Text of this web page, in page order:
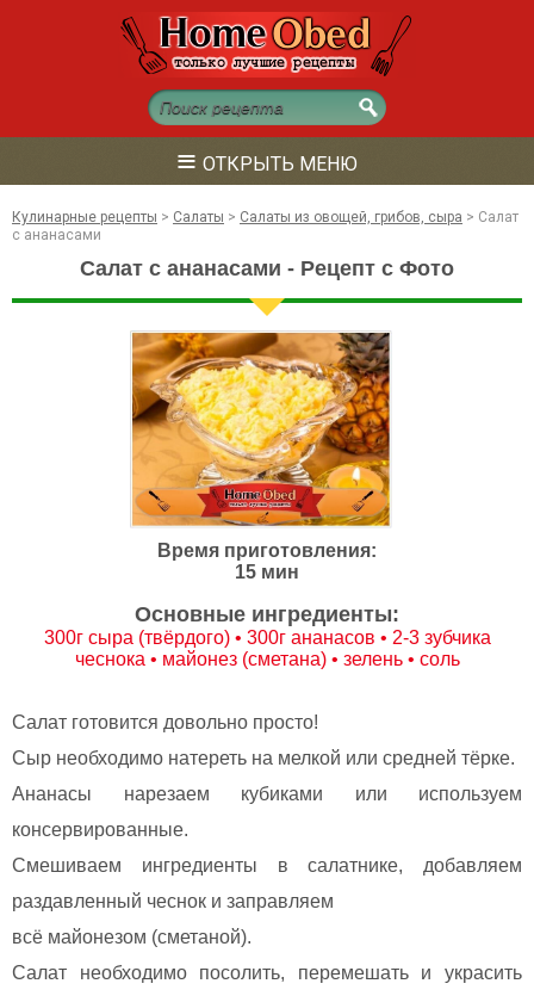
≡ ОТКРЫТЬ МЕНЮ
Кулинарные рецепты > Салаты > Салаты из овощей, грибов, сыра > Салат
с ананасами
Салат с ананасами - Рецепт с Фото
Время приготовления:
15 мин
Основные ингредиенты:
300г сыра (твёрдого) • 300г ананасов • 2-3 зубчика
чеснока • майонез (сметана) • зелень • соль
Салат готовится довольно просто!
Сыр необходимо натереть на мелкой или средней тёрке.
Ананасы нарезаем кубиками или используем
консервированные.
Смешиваем ингредиенты в салатнике, добавляем
раздавленный чеснок и заправляем
всё майонезом (сметаной).
Салат необходимо посолить, перемешать и украсить